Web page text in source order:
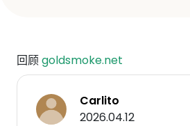
回顾goldsmoke.net
Carlito
2026.04.12